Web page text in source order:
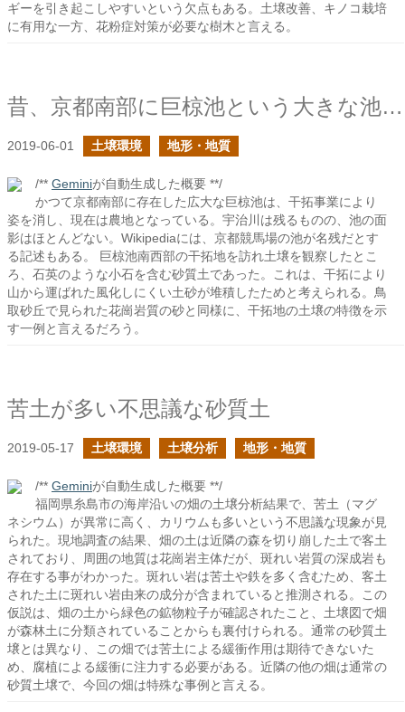
ギーを引き起こしやすいという欠点もある。土壌改善、キノコ栽培
に有用な一方、花粉症対策が必要な樹木と言える。
昔、京都南部に巨椋池という大きな池があったらしい
2019-06-01 土壌環境 地形・地質
/** Geminiが自動生成した概要 **/
かつて京都南部に存在した広大な巨椋池は、干拓事業により
姿を消し、現在は農地となっている。宇治川は残るものの、池の面
影はほとんどない。Wikipediaには、京都競馬場の池が名残だとす
る記述もある。 巨椋池南西部の干拓地を訪れ土壌を観察したとこ
ろ、石英のような小石を含む砂質土であった。これは、干拓により
山から運ばれた風化しにくい土砂が堆積したためと考えられる。鳥
取砂丘で見られた花崗岩質の砂と同様に、干拓地の土壌の特徴を示
す一例と言えるだろう。
苦土が多い不思議な砂質土
2019-05-17 土壌環境 土壌分析 地形・地質
/** Geminiが自動生成した概要 **/
福岡県糸島市の海岸沿いの畑の土壌分析結果で、苦土（マグ
ネシウム）が異常に高く、カリウムも多いという不思議な現象が見
られた。現地調査の結果、畑の土は近隣の森を切り崩した土で客土
されており、周囲の地質は花崗岩主体だが、斑れい岩質の深成岩も
存在する事がわかった。斑れい岩は苦土や鉄を多く含むため、客土
された土に斑れい岩由来の成分が含まれていると推測される。この
仮説は、畑の土から緑色の鉱物粒子が確認されたこと、土壌図で畑
が森林土に分類されていることからも裏付けられる。通常の砂質土
壌とは異なり、この畑では苦土による緩衝作用は期待できないた
め、腐植による緩衝に注力する必要がある。近隣の他の畑は通常の
砂質土壌で、今回の畑は特殊な事例と言える。